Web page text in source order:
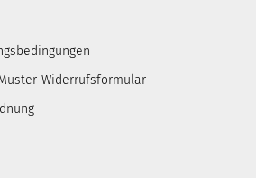
Widerrufsformular